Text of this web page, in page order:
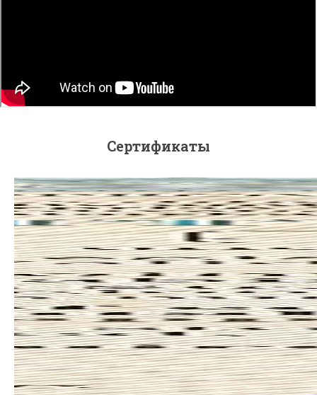
Сертификаты